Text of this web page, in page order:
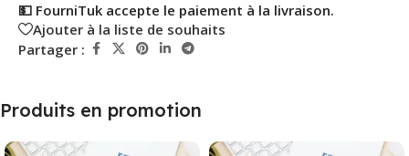
💵 FourniTuk accepte le paiement à la livraison.
Ajouter à la liste de souhaits
Partager :
Produits en promotion